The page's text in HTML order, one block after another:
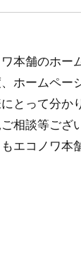
本舗のホー
ホームペー
とって分か
相談等ござ
エコノワ本